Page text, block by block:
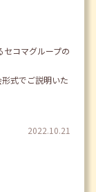
コマグループの
式でご説明いた
2022.10.21